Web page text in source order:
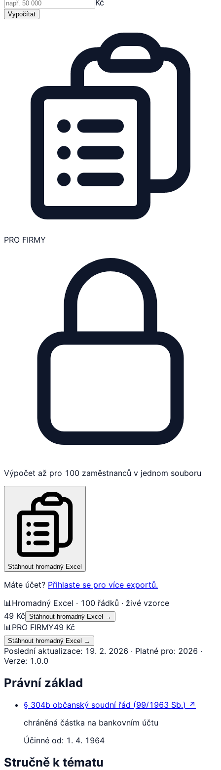
Kč
Vypočítat
PRO FIRMY
Výpočet až pro 100 zaměstnanců v jednom souboru
Stáhnout hromadný Excel
Máte účet? Přihlaste se pro více exportů.
📊 Hromadný Excel · 100 řádků · živé vzorce
49 Kč Stáhnout hromadný Excel →
📊 PRO FIRMY49 Kč
Stáhnout hromadný Excel →
Poslední aktualizace: 19. 2. 2026 · Platné pro: 2026 ·
Verze: 1.0.0
Právní základ
§ 304b občanský soudní řád (99/1963 Sb.) ↗
chráněná částka na bankovním účtu
Účinné od: 1. 4. 1964
Stručně k tématu